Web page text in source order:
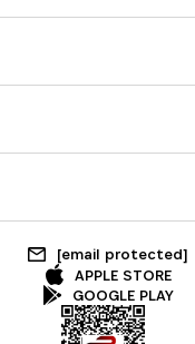
[email protected]
APPLE STORE
GOOGLE PLAY